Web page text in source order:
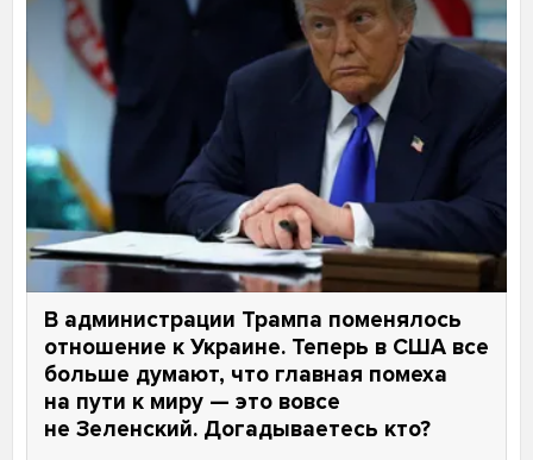
В администрации Трампа поменялось
отношение к Украине. Теперь в США все
больше думают, что главная помеха
на пути к миру — это вовсе
не Зеленский. Догадываетесь кто?